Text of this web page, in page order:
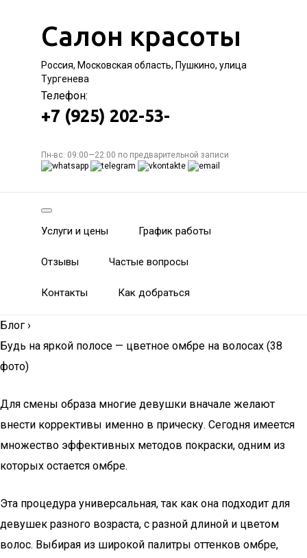
Салон красоты
Россия, Московская область, Пушкино, улица
Тургенева
Телефон:
+7 (925) 202-53-
Пн-вс: 09:00—22:00 по предварительной записи
Услуги и цены График работы
Отзывы Частые вопросы
Контакты Как добраться
Блог ›
Будь на яркой полосе — цветное омбре на волосах (38
фото)
Для смены образа многие девушки вначале желают
внести коррективы именно в прическу. Сегодня имеется
множество эффективных методов покраски, одним из
которых остается омбре.
Эта процедура универсальная, так как она подходит для
девушек разного возраста, с разной длиной и цветом
волос. Выбирая из широкой палитры оттенков омбре,